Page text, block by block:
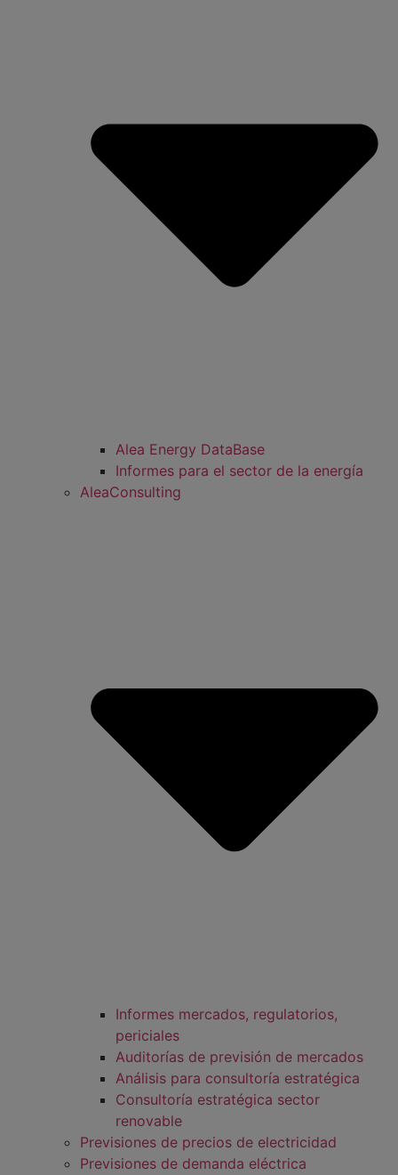
Alea Energy DataBase
Informes para el sector de la energía
AleaConsulting
Informes mercados, regulatorios,
periciales
Auditorías de previsión de mercados
Análisis para consultoría estratégica
Consultoría estratégica sector
renovable
Previsiones de precios de electricidad
Previsiones de demanda eléctrica